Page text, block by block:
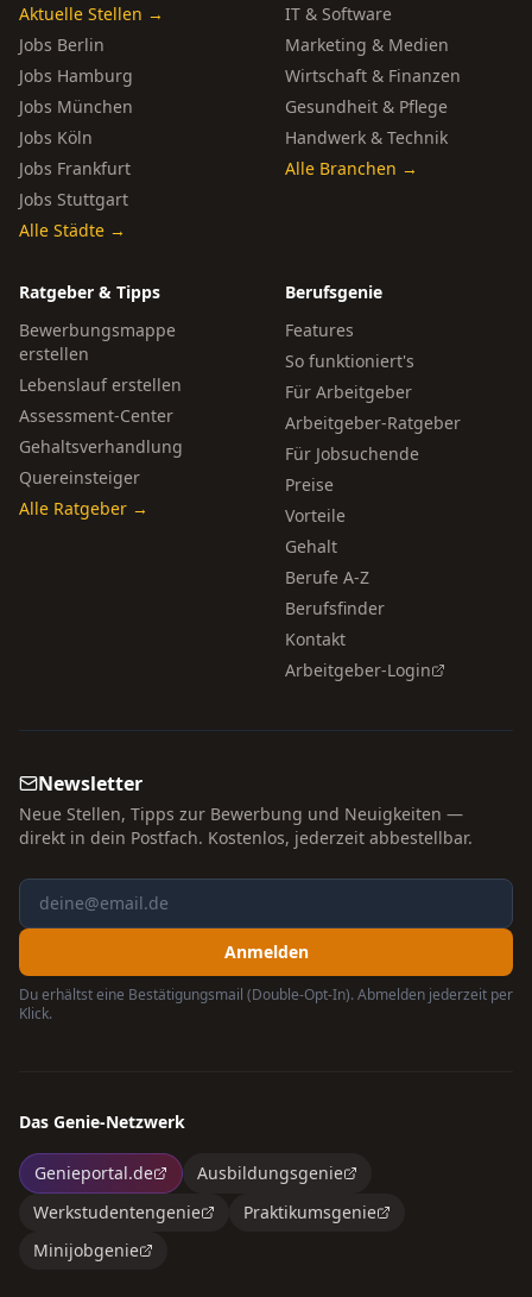
Aktuelle Stellen →
Jobs Berlin
Jobs Hamburg
Jobs München
Jobs Köln
Jobs Frankfurt
Jobs Stuttgart
Alle Städte →
IT & Software
Marketing & Medien
Wirtschaft & Finanzen
Gesundheit & Pflege
Handwerk & Technik
Alle Branchen →
Ratgeber & Tipps
Bewerbungsmappe
erstellen
Lebenslauf erstellen
Assessment-Center
Gehaltsverhandlung
Quereinsteiger
Alle Ratgeber →
Berufsgenie
Features
So funktioniert's
Für Arbeitgeber
Arbeitgeber-Ratgeber
Für Jobsuchende
Preise
Vorteile
Gehalt
Berufe A-Z
Berufsfinder
Kontakt
Arbeitgeber-Login
Newsletter
Neue Stellen, Tipps zur Bewerbung und Neuigkeiten —
direkt in dein Postfach. Kostenlos, jederzeit abbestellbar.
Anmelden
Du erhältst eine Bestätigungsmail (Double-Opt-In). Abmelden jederzeit per
Klick.
Das Genie-Netzwerk
Genieportal.de
Ausbildungsgenie
Werkstudentengenie
Praktikumsgenie
Minijobgenie